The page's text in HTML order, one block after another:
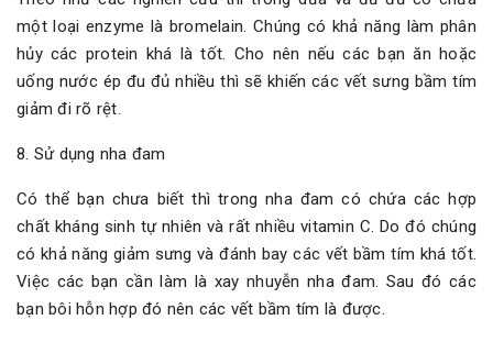
một loại enzyme là bromelain. Chúng có khả năng làm phân
hủy các protein khá là tốt. Cho nên nếu các bạn ăn hoặc
uống nước ép đu đủ nhiều thì sẽ khiến các vết sưng bầm tím
giảm đi rõ rệt.
8. Sử dụng nha đam
Có thể bạn chưa biết thì trong nha đam có chứa các hợp
chất kháng sinh tự nhiên và rất nhiều vitamin C. Do đó chúng
có khả năng giảm sưng và đánh bay các vết bầm tím khá tốt.
Việc các bạn cần làm là xay nhuyễn nha đam. Sau đó các
bạn bôi hỗn hợp đó nên các vết bầm tím là được.